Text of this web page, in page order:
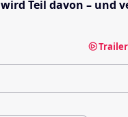
Teil davon –